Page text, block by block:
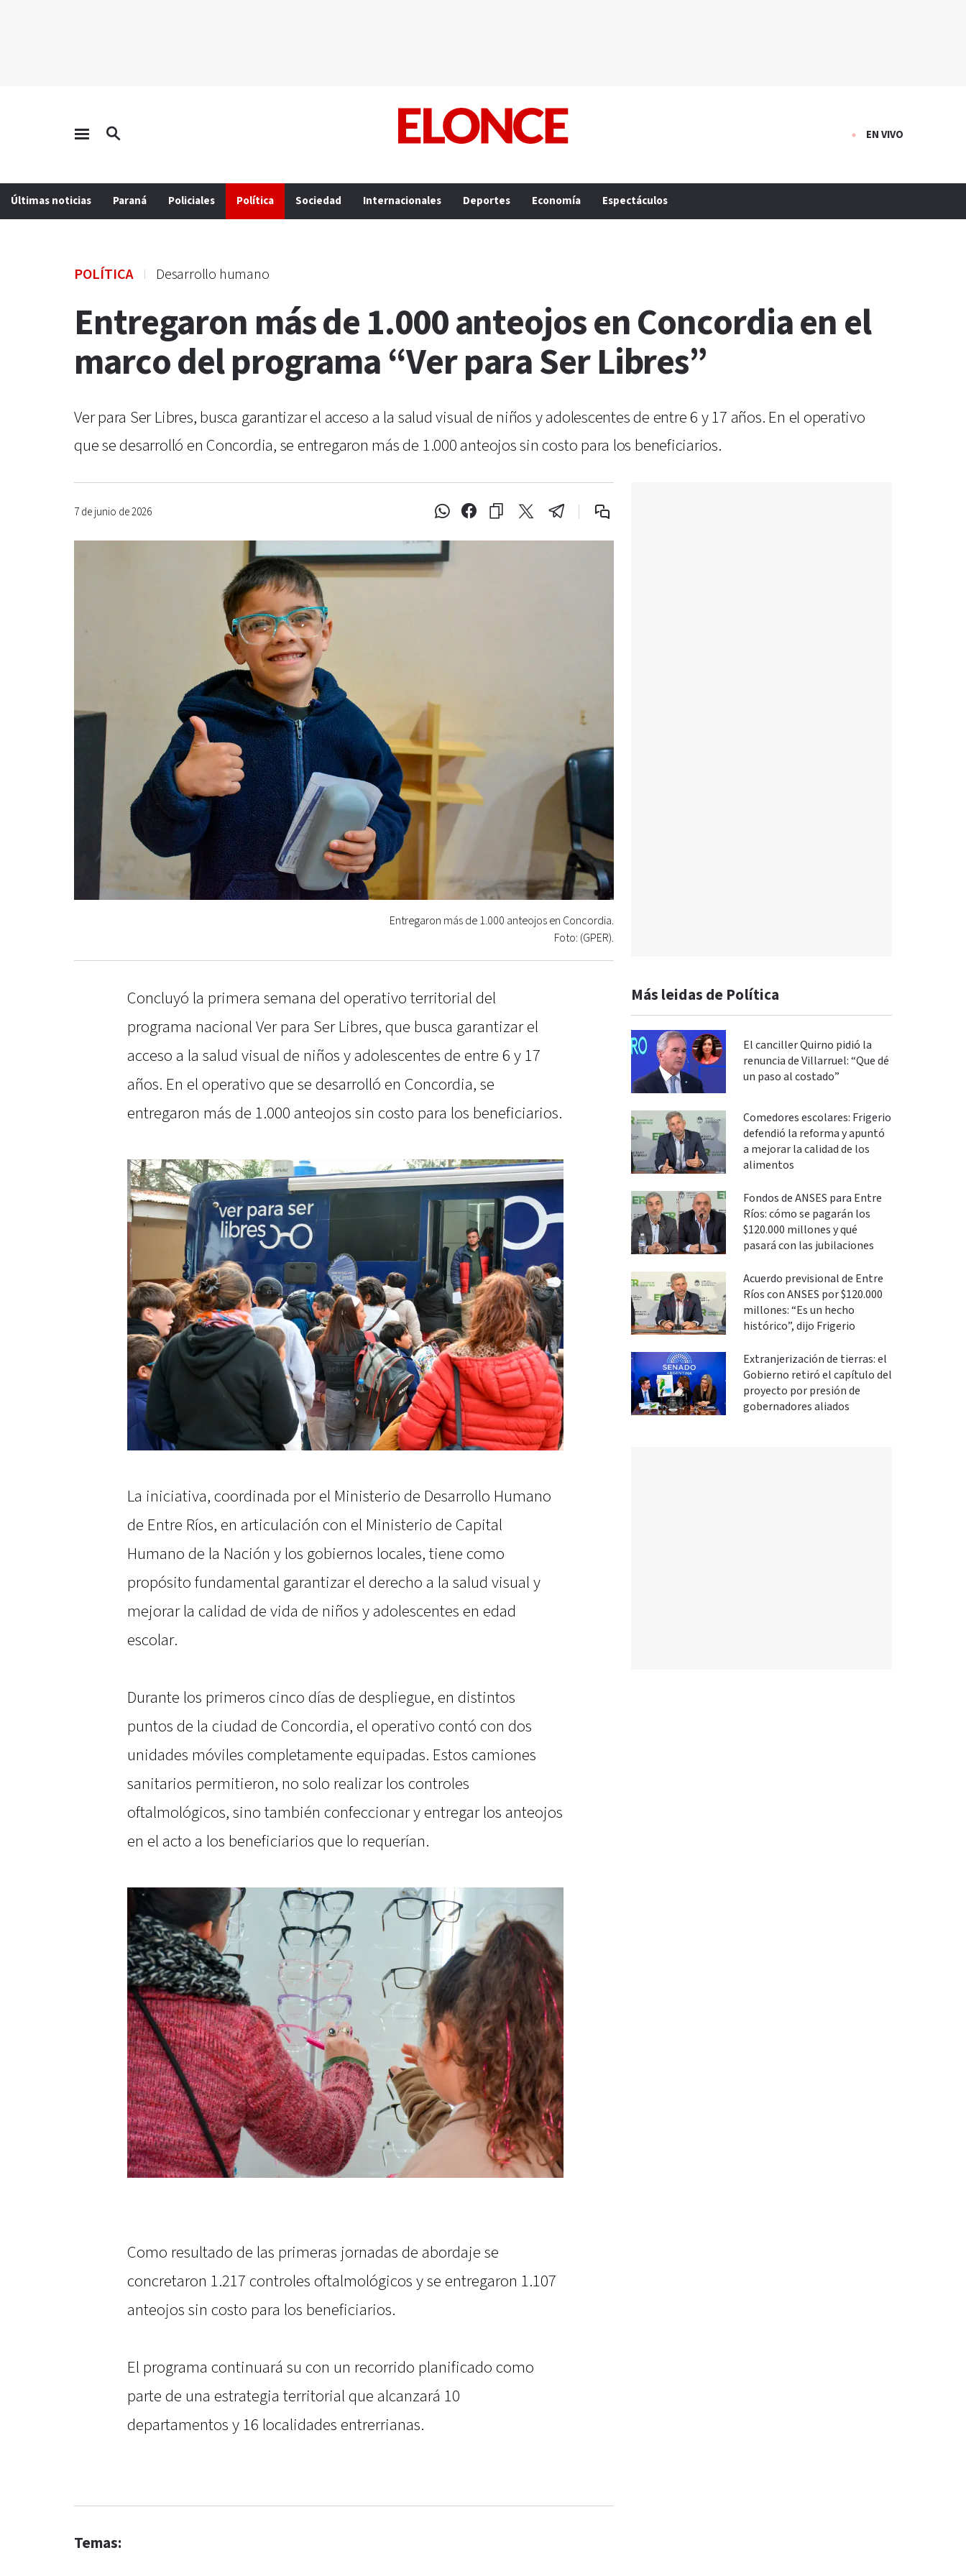
EN VIVO
Últimas noticias Paraná Policiales Política Sociedad Internacionales Deportes Economía Espectáculos
POLÍTICA Desarrollo humano
Entregaron más de 1.000 anteojos en Concordia en el
marco del programa “Ver para Ser Libres”
Ver para Ser Libres, busca garantizar el acceso a la salud visual de niños y adolescentes de entre 6 y 17 años. En el operativo
que se desarrolló en Concordia, se entregaron más de 1.000 anteojos sin costo para los beneficiarios.
7 de junio de 2026
Entregaron más de 1.000 anteojos en Concordia.
Foto: (GPER).
Concluyó la primera semana del operativo territorial del
programa nacional Ver para Ser Libres, que busca garantizar el
acceso a la salud visual de niños y adolescentes de entre 6 y 17
años. En el operativo que se desarrolló en Concordia, se
entregaron más de 1.000 anteojos sin costo para los beneficiarios.
La iniciativa, coordinada por el Ministerio de Desarrollo Humano
de Entre Ríos, en articulación con el Ministerio de Capital
Humano de la Nación y los gobiernos locales, tiene como
propósito fundamental garantizar el derecho a la salud visual y
mejorar la calidad de vida de niños y adolescentes en edad
escolar.
Durante los primeros cinco días de despliegue, en distintos
puntos de la ciudad de Concordia, el operativo contó con dos
unidades móviles completamente equipadas. Estos camiones
sanitarios permitieron, no solo realizar los controles
oftalmológicos, sino también confeccionar y entregar los anteojos
en el acto a los beneficiarios que lo requerían.
Como resultado de las primeras jornadas de abordaje se
concretaron 1.217 controles oftalmológicos y se entregaron 1.107
anteojos sin costo para los beneficiarios.
El programa continuará su con un recorrido planificado como
parte de una estrategia territorial que alcanzará 10
departamentos y 16 localidades entrerrianas.
Temas:
Más leidas de Política
El canciller Quirno pidió la
renuncia de Villarruel: “Que dé
un paso al costado”
Comedores escolares: Frigerio
defendió la reforma y apuntó
a mejorar la calidad de los
alimentos
Fondos de ANSES para Entre
Ríos: cómo se pagarán los
$120.000 millones y qué
pasará con las jubilaciones
Acuerdo previsional de Entre
Ríos con ANSES por $120.000
millones: “Es un hecho
histórico”, dijo Frigerio
Extranjerización de tierras: el
Gobierno retiró el capítulo del
proyecto por presión de
gobernadores aliados